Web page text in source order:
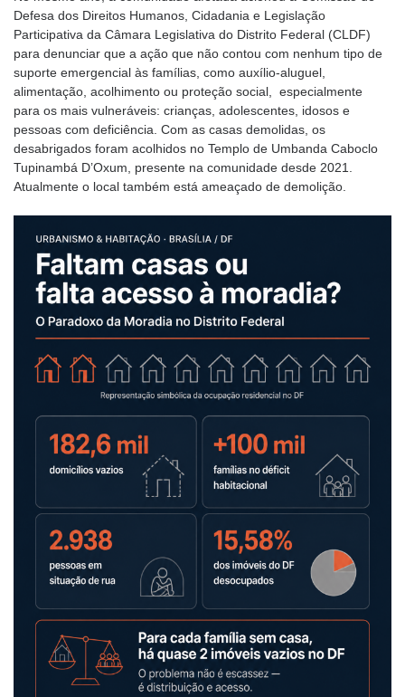
Defesa dos Direitos Humanos, Cidadania e Legislação
Participativa da Câmara Legislativa do Distrito Federal (CLDF)
para denunciar que a ação que não contou com nenhum tipo de
suporte emergencial às famílias, como auxílio-aluguel,
alimentação, acolhimento ou proteção social, especialmente
para os mais vulneráveis: crianças, adolescentes, idosos e
pessoas com deficiência. Com as casas demolidas, os
desabrigados foram acolhidos no Templo de Umbanda Caboclo
Tupinambá D’Oxum, presente na comunidade desde 2021.
Atualmente o local também está ameaçado de demolição.